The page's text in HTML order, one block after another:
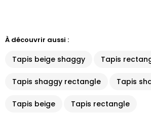
À découvrir aussi :
Tapis beige shaggy Tapis
Tapis shaggy rectangle Tapis
Tapis beige Tapis rectangle